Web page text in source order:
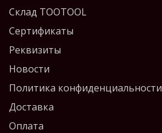
Склад TOOTOOL
Сертификаты
Реквизиты
Новости
Политика конфиденциальности
Доставка
Оплата